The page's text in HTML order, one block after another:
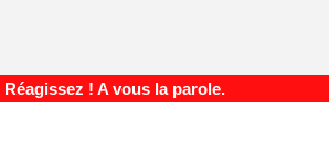
Réagissez ! A vous la parole.